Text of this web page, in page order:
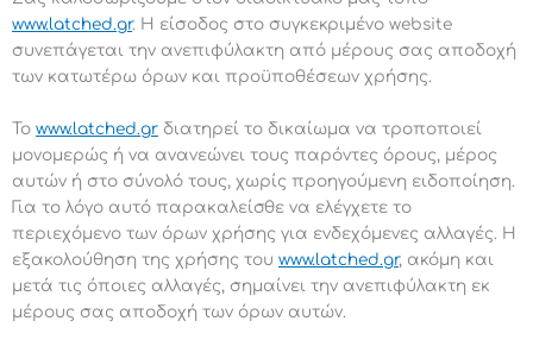
www.latched.gr. Η είσοδος στο συγκεκριμένο website
συνεπάγεται την ανεπιφύλακτη από μέρους σας αποδοχή
των κατωτέρω όρων και προϋποθέσεων χρήσης.
Το www.latched.gr διατηρεί το δικαίωμα να τροποποιεί
μονομερώς ή να ανανεώνει τους παρόντες όρους, μέρος
αυτών ή στο σύνολό τους, χωρίς προηγούμενη ειδοποίηση.
Για το λόγο αυτό παρακαλείσθε να ελέγχετε το
περιεχόμενο των όρων χρήσης για ενδεχόμενες αλλαγές. Η
εξακολούθηση της χρήσης του www.latched.gr, ακόμη και
μετά τις όποιες αλλαγές, σημαίνει την ανεπιφύλακτη εκ
μέρους σας αποδοχή των όρων αυτών.